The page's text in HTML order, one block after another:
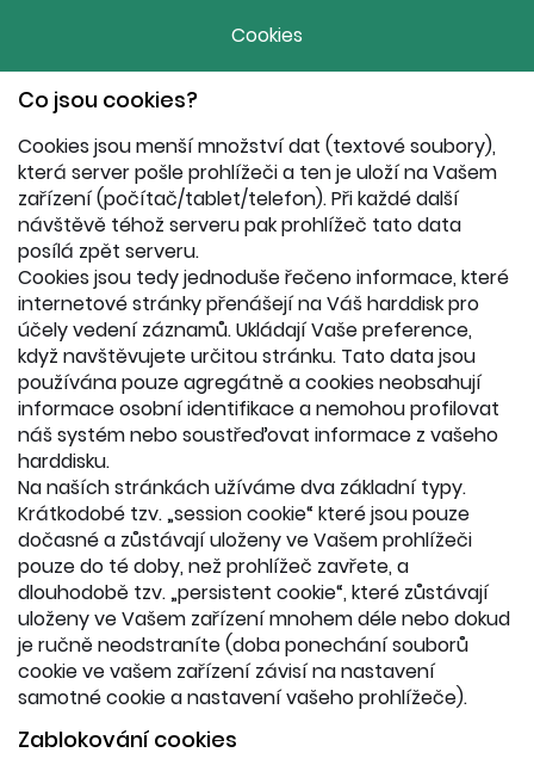
Cookies
Co jsou cookies?
Cookies jsou menší množství dat (textové soubory),
která server pošle prohlížeči a ten je uloží na Vašem
zařízení (počítač/tablet/telefon). Při každé další
návštěvě téhož serveru pak prohlížeč tato data
posílá zpět serveru.
Cookies jsou tedy jednoduše řečeno informace, které
internetové stránky přenášejí na Váš harddisk pro
účely vedení záznamů. Ukládají Vaše preference,
když navštěvujete určitou stránku. Tato data jsou
používána pouze agregátně a cookies neobsahují
informace osobní identifikace a nemohou profilovat
náš systém nebo soustřeďovat informace z vašeho
harddisku.
Na naších stránkách užíváme dva základní typy.
Krátkodobé tzv. „session cookie“ které jsou pouze
dočasné a zůstávají uloženy ve Vašem prohlížeči
pouze do té doby, než prohlížeč zavřete, a
dlouhodobě tzv. „persistent cookie“, které zůstávají
uloženy ve Vašem zařízení mnohem déle nebo dokud
je ručně neodstraníte (doba ponechání souborů
cookie ve vašem zařízení závisí na nastavení
samotné cookie a nastavení vašeho prohlížeče).
Zablokování cookies